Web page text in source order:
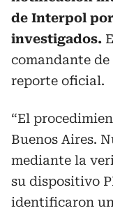
de Interpol
investigados.
comandante
reporte oficial.
“El
Buenos Aires.
mediante la
su dispositivo
identificaron